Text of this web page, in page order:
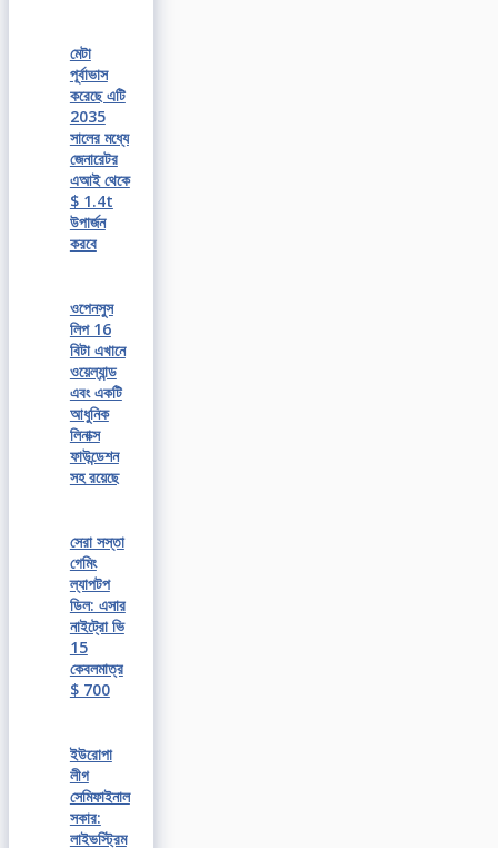
মেটা
পূর্বাভাস
করেছে এটি
2035
সালের মধ্যে
জেনারেটর
এআই থেকে
$ 1.4t
উপার্জন
করবে
ওপেনসুস
লিপ 16
বিটা এখানে
ওয়েল্যান্ড
এবং একটি
আধুনিক
লিনাক্স
ফাউন্ডেশন
সহ রয়েছে
সেরা সস্তা
গেমিং
ল্যাপটপ
ডিল: এসার
নাইট্রো ভি
15
কেবলমাত্র
$ 700
ইউরোপা
লীগ
সেমিফাইনাল
সকার:
লাইভস্ট্রিম